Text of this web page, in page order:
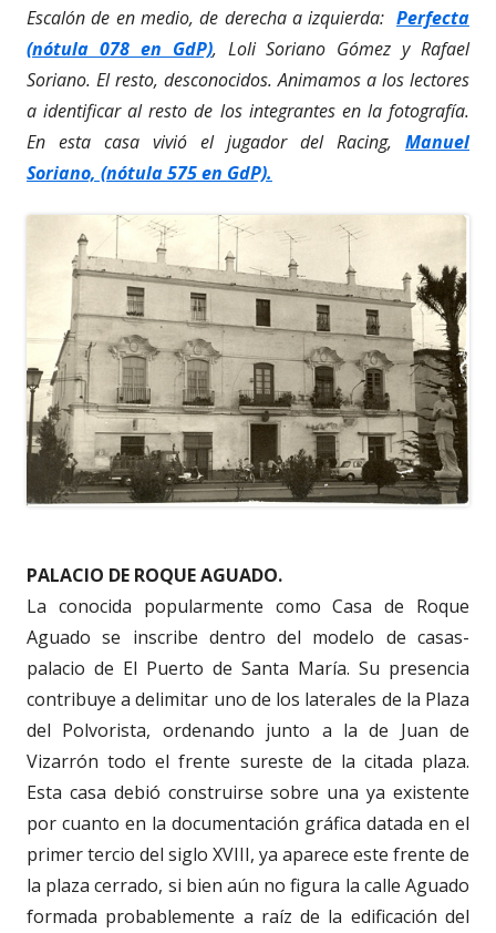
Escalón de en medio, de derecha a izquierda: Perfecta
(nótula 078 en GdP), Loli Soriano Gómez y Rafael
Soriano. El resto, desconocidos. Animamos a los lectores
a identificar al resto de los integrantes en la fotografía.
En esta casa vivió el jugador del Racing, Manuel
Soriano, (nótula 575 en GdP).
PALACIO DE ROQUE AGUADO.
La conocida popularmente como Casa de Roque
Aguado se inscribe dentro del modelo de casas-
palacio de El Puerto de Santa María. Su presencia
contribuye a delimitar uno de los laterales de la Plaza
del Polvorista, ordenando junto a la de Juan de
Vizarrón todo el frente sureste de la citada plaza.
Esta casa debió construirse sobre una ya existente
por cuanto en la documentación gráfica datada en el
primer tercio del siglo XVIII, ya aparece este frente de
la plaza cerrado, si bien aún no figura la calle Aguado
formada probablemente a raíz de la edificación del